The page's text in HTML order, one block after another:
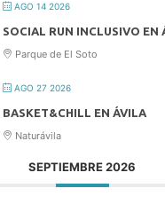
AGO 14 2026
SOCIAL RUN INCLUSIVO EN
Parque de El Soto
AGO 27 2026
BASKET&CHILL EN ÁVILA
Naturávila
SEPTIEMBRE 2026